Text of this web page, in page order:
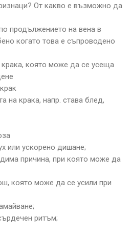
От какво е възможно да
продължението на вена в
когато това е съпроводено
която може да се усеща
на крака, напр. става блед,
или ускорено дишане;
причина, при която може да
която може да се усили при
ритъм;